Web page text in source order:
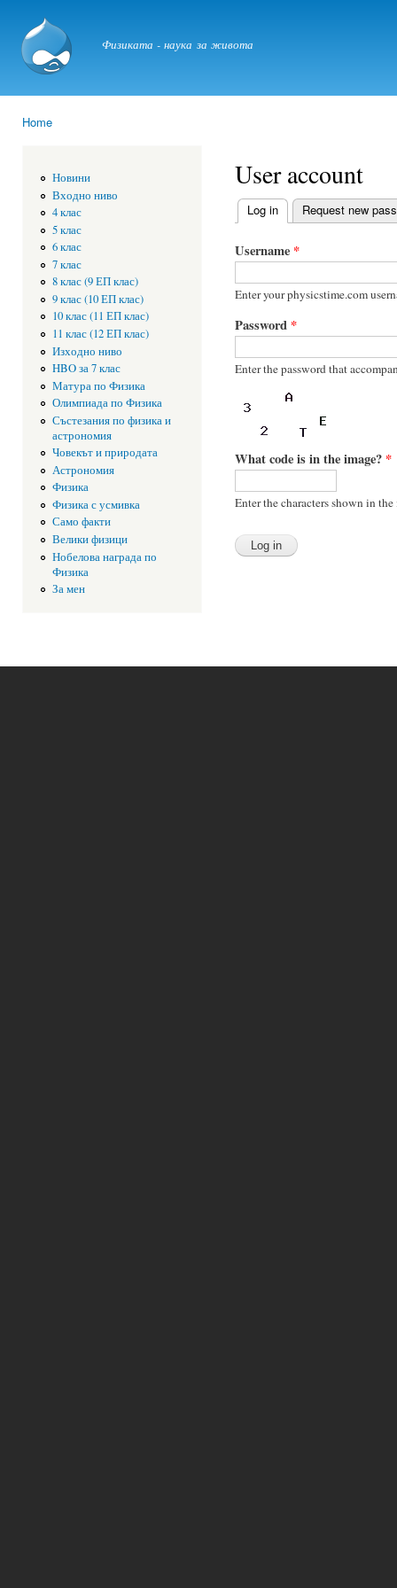
physicstime.com
Физиката - наука за живота
Home
Новини
Входно ниво
4 клас
5 клас
6 клас
7 клас
8 клас (9 ЕП клас)
9 клас (10 ЕП клас)
10 клас (11 ЕП клас)
11 клас (12 ЕП клас)
Изходно ниво
HBO за 7 клас
Матура по Физика
Олимпиада по Физика
Състезания по физика и
астрономия
Човекът и природата
Астрономия
Физика
Физика с усмивка
Само факти
Велики физици
Нобелова награда по
Физика
За мен
User account
Primary tabs
Log in(active tab)
Request new
Username *
Enter your physicstime.com
Password *
Enter the password that
What code is in the image? *
Enter the characters shown in the